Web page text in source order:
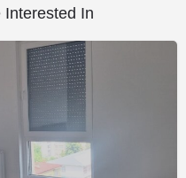
Interested In